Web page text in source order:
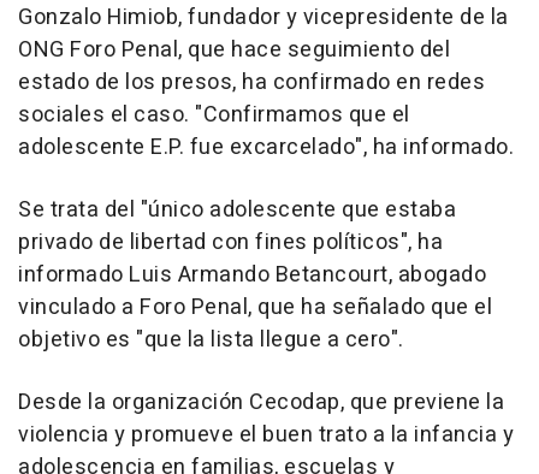
Gonzalo Himiob, fundador y vicepresidente de la
ONG Foro Penal, que hace seguimiento del
estado de los presos, ha confirmado en redes
sociales el caso. "Confirmamos que el
adolescente E.P. fue excarcelado", ha informado.
Se trata del "único adolescente que estaba
privado de libertad con fines políticos", ha
informado Luis Armando Betancourt, abogado
vinculado a Foro Penal, que ha señalado que el
objetivo es "que la lista llegue a cero".
Desde la organización Cecodap, que previene la
violencia y promueve el buen trato a la infancia y